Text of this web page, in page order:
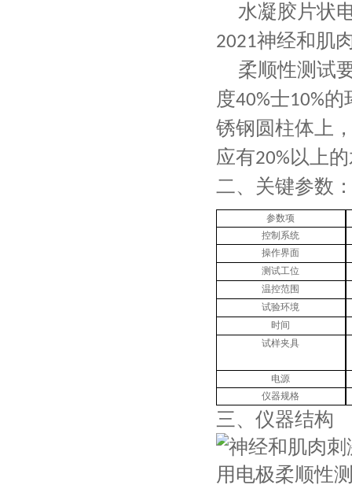
水凝胶片状
2021神经和肌
柔顺性测试
度40%士10%的
锈钢圆柱体上
应有20% 以上
二、关键参数
参数项
控制系统
操作界面
测试工位
温控范围
试验环境
时间
试样夹具
电源
仪器规格
三、 仪器结构